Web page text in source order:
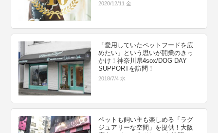
2020/12/11 金
「愛用していたペットフードを広
めたい」という思いが開業のきっ
かけ！神奈川県4sox/DOG DAY
SUPPORTを訪問！
2018/7/4 水
ペットも飼い主も楽しめる「ラグ
ジュアリーな空間」を提供！大阪